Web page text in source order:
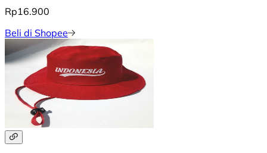
Rp16.900
Beli di Shopee